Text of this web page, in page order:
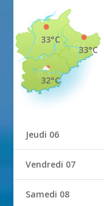
33°C
33°C
32°C
Jeudi 06
Vendredi 07
Samedi 08